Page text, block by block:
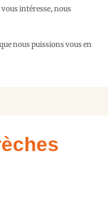
intéresse, nous
nous puissions vous en